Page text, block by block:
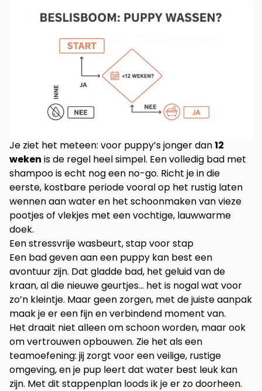
Je ziet het meteen: voor puppy’s jonger dan12
weken is de regel heel simpel. Een volledig bad met
shampoo is echt nog een no-go. Richt je in die
eerste, kostbare periode vooral op het rustig laten
wennen aan water en het schoonmaken van vieze
pootjes of vlekjes met een vochtige, lauwwarme
doek.
Een stressvrije wasbeurt, stap voor stap
Een bad geven aan een puppy kan best een
avontuur zijn. Dat gladde bad, het geluid van de
kraan, al die nieuwe geurtjes… het is nogal wat voor
zo’n kleintje. Maar geen zorgen, met de juiste aanpak
maak je er een fijn en verbindend moment van.
Het draait niet alleen om schoon worden, maar ook
om vertrouwen opbouwen. Zie het als een
teamoefening: jij zorgt voor een veilige, rustige
omgeving, en je pup leert dat water best leuk kan
zijn. Met dit stappenplan loods ik je er zo doorheen.